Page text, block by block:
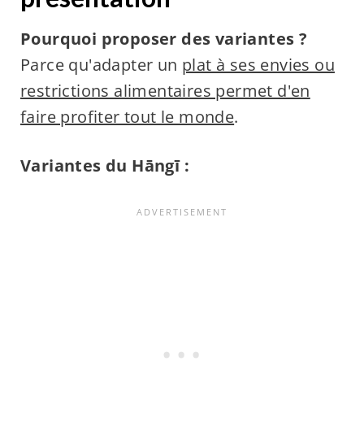
Pourquoi proposer des variantes ?
Parce qu'adapter un plat à ses envies ou
restrictions alimentaires permet d'en
faire profiter tout le monde.
Variantes du Hāngī :